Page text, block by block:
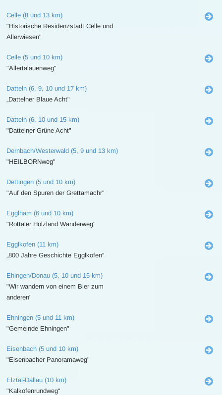
Celle (8 und 13 km)
"Historische Residenzstadt Celle und
Allerwiesen"
Celle (5 und 10 km)
"Allertalauenweg"
Datteln (6, 9, 10 und 17 km)
„Dattelner Blaue Acht"
Datteln (6, 10 und 15 km)
"Dattelner Grüne Acht"
Dernbach/Westerwald (5, 9 und 13 km)
"HEILBORNweg"
Dettingen (5 und 10 km)
"Auf den Spuren der Grettamachr"
Egglham (6 und 10 km)
"Rottaler Holzland Wanderweg"
Egglkofen (11 km)
„800 Jahre Geschichte Egglkofen“
Ehingen/Donau (5, 10 und 15 km)
"Wir wandern von einem Bier zum
anderen"
Ehningen (5 und 11 km)
"Gemeinde Ehningen"
Eisenbach (5 und 10 km)
"Eisenbacher Panoramaweg"
Elztal-Dallau (10 km)
"Kalkofenrundweg"